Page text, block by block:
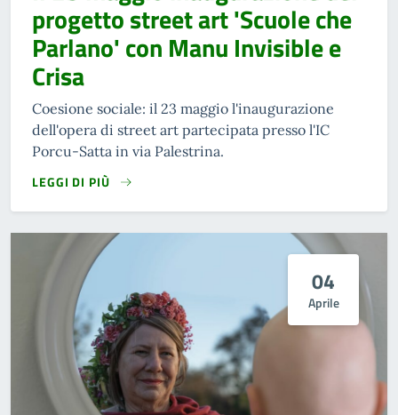
progetto street art 'Scuole che
Parlano' con Manu Invisible e
Crisa
Coesione sociale: il 23 maggio l'inaugurazione
dell'opera di street art partecipata presso l'IC
Porcu-Satta in via Palestrina.
LEGGI DI PIÙ
04
Aprile